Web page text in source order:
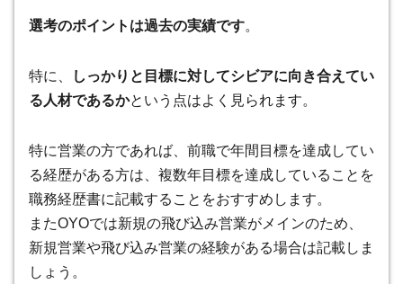
選考のポイントは過去の実績です。
特に、
しっかりと目標に対してシビアに向き合えてい
る人材であるかという点はよく見られます。
特に営業の方であれば、前職で年間目標を達成してい
る経歴がある方は、複数年目標を達成していることを
職務経歴書に記載することをおすすめします。
またOYOでは新規の飛び込み営業がメインのため、
新規営業や飛び込み営業の経験がある場合は記載しま
しょう。